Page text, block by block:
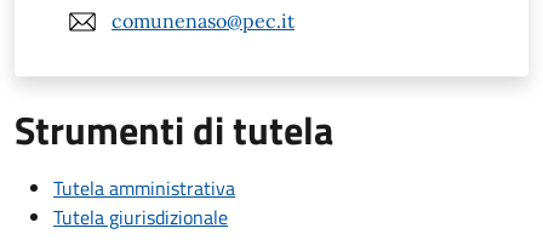
comunenaso@pec.it
Strumenti di tutela
Tutela amministrativa
Tutela giurisdizionale